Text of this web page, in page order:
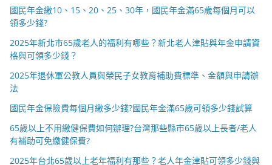
國民年金繳10、15、20、25、30年，國民年金滿65歲每個月可以
領多少錢?
2025年新北市65歲老人的福利有哪些？新北老人津貼與年金申請資
格與可領多少錢？
2025年退休軍公教人員與榮民子女教育補助費標準、金額與申請辦
法
國民年金保險費每個月繳多少錢?國民年金滿65歲可領多少錢試算
65歲以上不用繳健保費如何辦理?台灣那些縣市65歲以上長者/老人
有補助可免繳健保費?
2025年台北65歲以上老年福利有那些？老人年金津貼可領多少錢與